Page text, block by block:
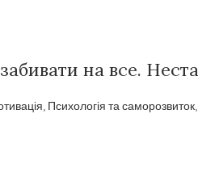
на все.
, Психологія та саморозвиток,